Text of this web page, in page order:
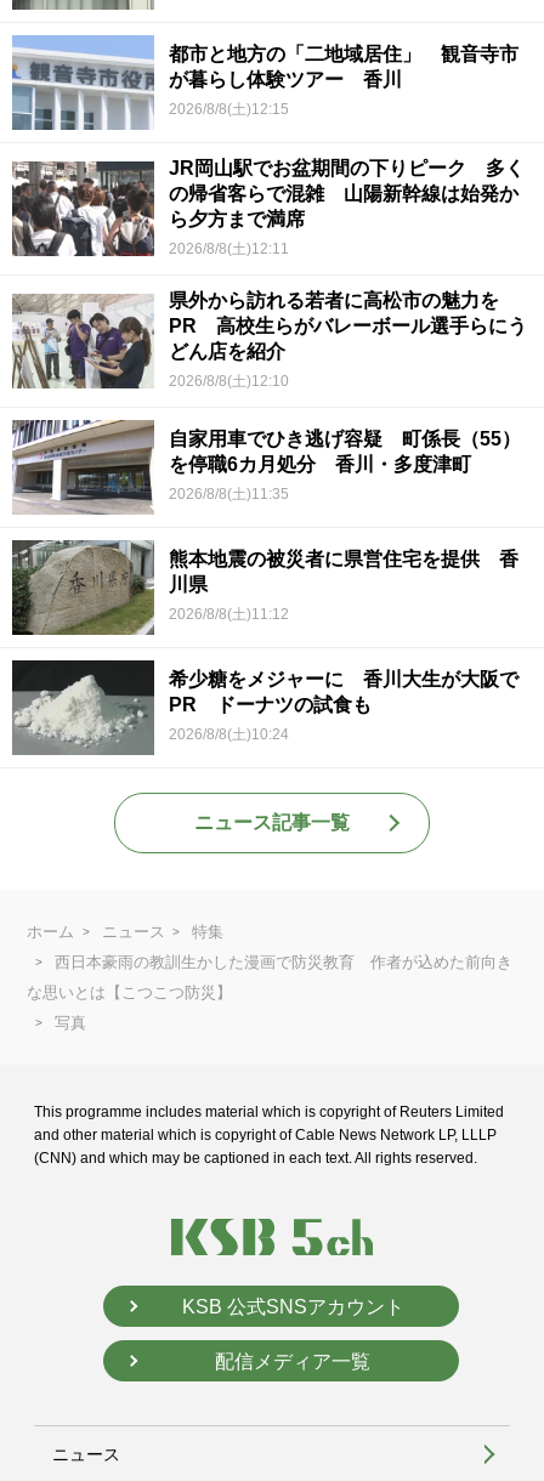
都市と地方の「二地域居住」 観音寺市
が暮らし体験ツアー 香川
2026/8/8(土)12:15
JR岡山駅でお盆期間の下りピーク 多く
の帰省客らで混雑 山陽新幹線は始発か
ら夕方まで満席
2026/8/8(土)12:11
県外から訪れる若者に高松市の魅力を
PR 高校生らがバレーボール選手らにう
どん店を紹介
2026/8/8(土)12:10
自家用車でひき逃げ容疑 町係長（55）
を停職6カ月処分 香川・多度津町
2026/8/8(土)11:35
熊本地震の被災者に県営住宅を提供 香
川県
2026/8/8(土)11:12
希少糖をメジャーに 香川大生が大阪で
PR ドーナツの試食も
2026/8/8(土)10:24
ニュース記事一覧
ホーム ニュース
特集
西日本豪雨の教訓生かした漫画で防災教育 作者が込めた前向き
な思いとは【こつこつ防災】
写真
This programme includes material which is copyright of Reuters Limited
and other material which is copyright of Cable News Network LP, LLLP
(CNN) and which may be captioned in each text. All rights reserved.
KSB 公式SNSアカウント
配信メディア一覧
ニュース